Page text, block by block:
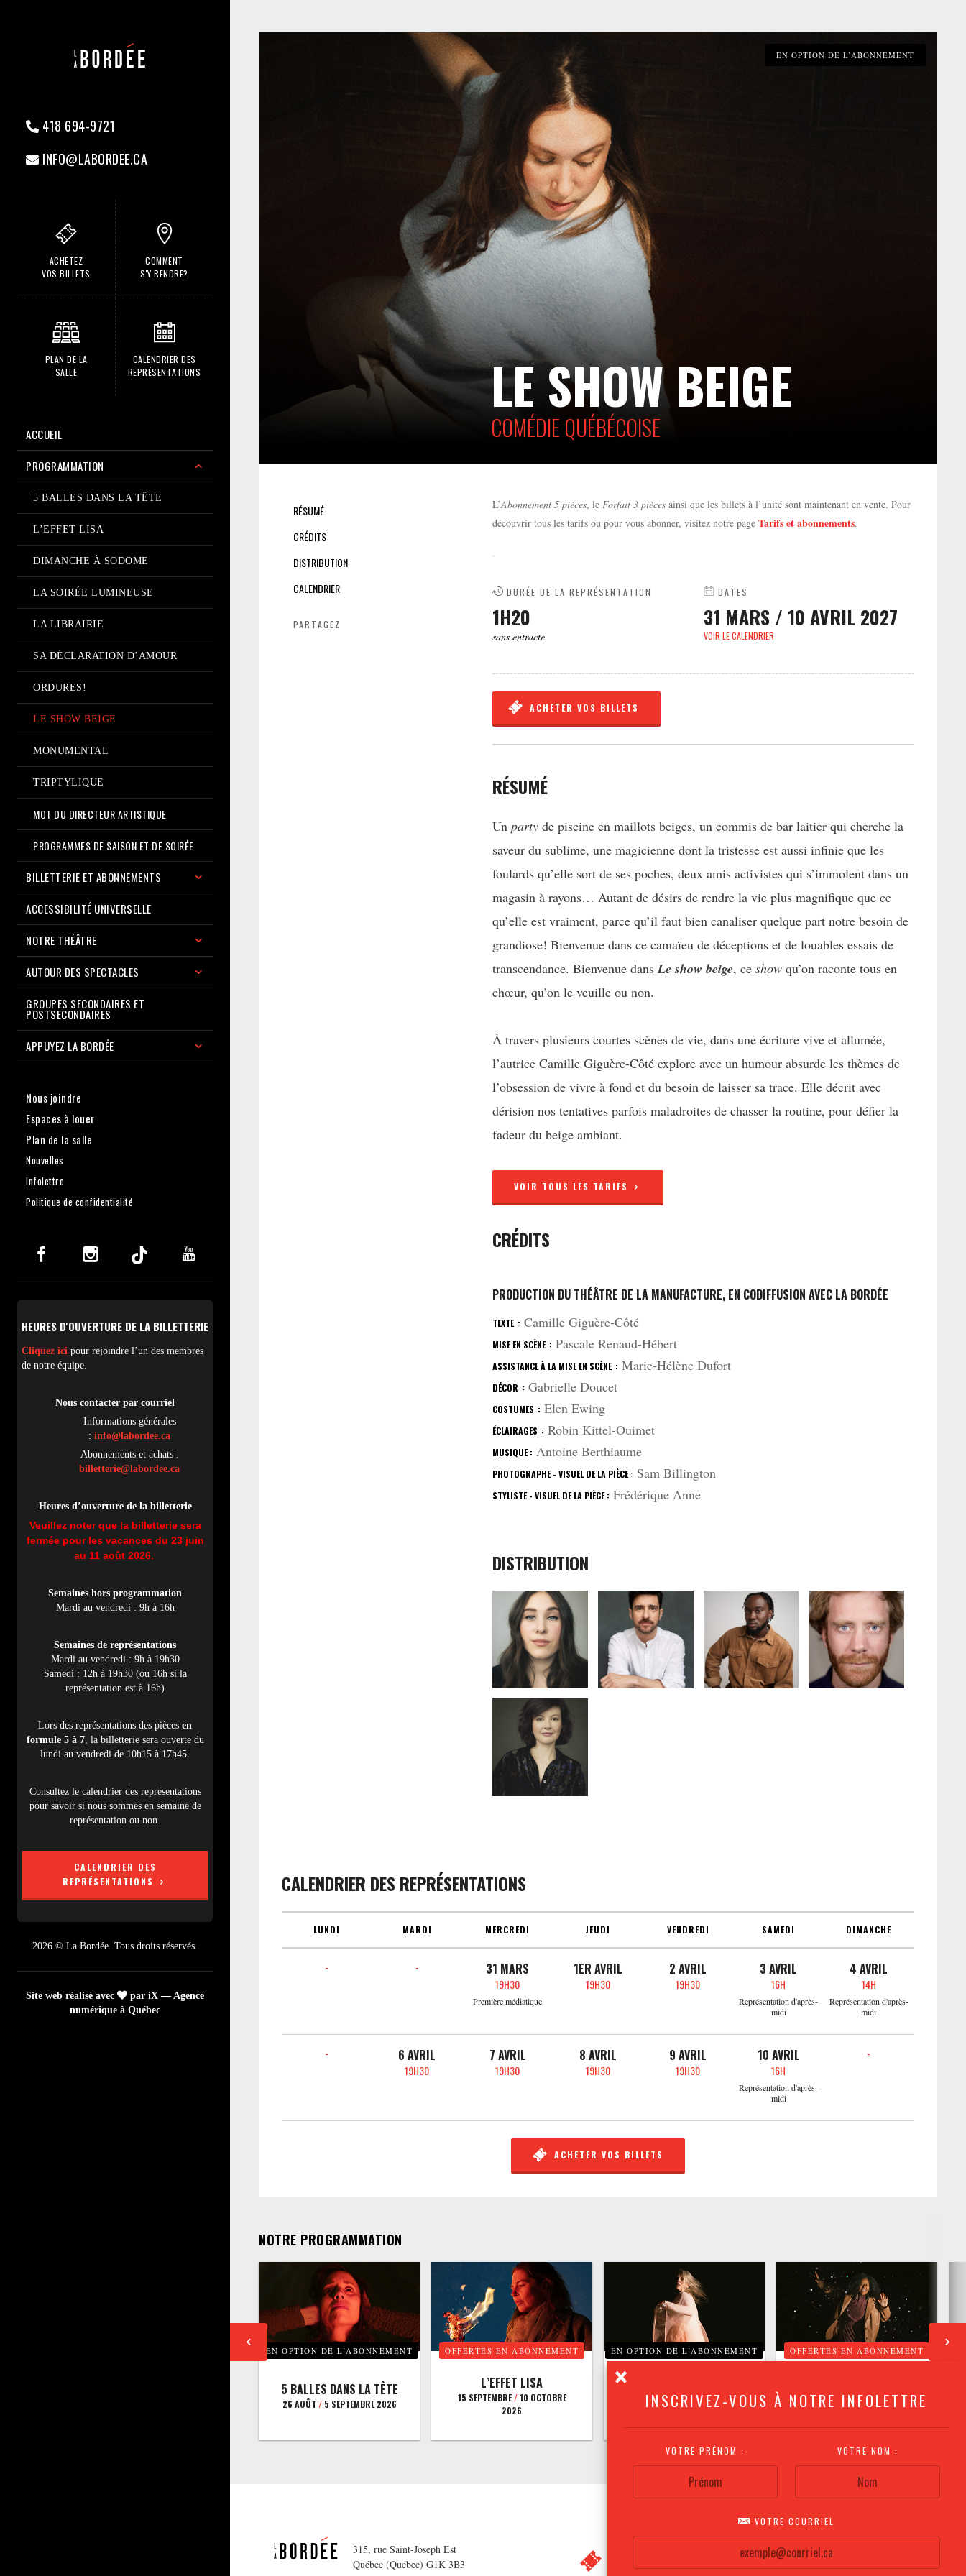
INSCRIVEZ-VOUS À NOTRE INFOLETTRE
VOTRE PRÉNOM : VOTRE NOM :
VOTRE COURRIEL
418 694-9721
INFO@LABORDEE.CA
ACHETEZ
VOS BILLETS
COMMENT
S'Y RENDRE?
PLAN DE LA
SALLE
CALENDRIER DES
REPRÉSENTATIONS
ACCUEIL
PROGRAMMATION
5 BALLES DANS LA TÊTE
L’EFFET LISA
DIMANCHE À SODOME
LA SOIRÉE LUMINEUSE
LA LIBRAIRIE
SA DÉCLARATION D’AMOUR
ORDURES!
LE SHOW BEIGE
MONUMENTAL
TRIPTYLIQUE
MOT DU DIRECTEUR ARTISTIQUE
PROGRAMMES DE SAISON ET DE SOIRÉE
BILLETTERIE ET ABONNEMENTS
ACCESSIBILITÉ UNIVERSELLE
NOTRE THÉÂTRE
AUTOUR DES SPECTACLES
GROUPES SECONDAIRES ET
POSTSECONDAIRES
APPUYEZ LA BORDÉE
Nous joindre
Espaces à louer
Plan de la salle
Nouvelles
Infolettre
Politique de confidentialité
HEURES D'OUVERTURE DE LA BILLETTERIE
Cliquez ici pour rejoindre l’un des membres
de notre équipe.
Nous contacter par courriel
Informations générales
: info@labordee.ca
Abonnements et achats :
billetterie@labordee.ca
Heures d’ouverture de la billetterie
Veuillez noter que la billetterie sera
fermée pour les vacances du 23 juin
au 11 août 2026.
Semaines hors programmation
Mardi au vendredi : 9h à 16h
Semaines de représentations
Mardi au vendredi : 9h à 19h30
Samedi : 12h à 19h30 (ou 16h si la
représentation est à 16h)
Lors des représentations des pièces en
formule 5 à 7, la billetterie sera ouverte du
lundi au vendredi de 10h15 à 17h45.
Consultez le calendrier des représentations
pour savoir si nous sommes en semaine de
représentation ou non.
CALENDRIER DES
REPRÉSENTATIONS
2026 © La Bordée. Tous droits réservés.
Site web réalisé avec
par iX — Agence
numérique à Québec
EN OPTION DE L’ABONNEMENT
LE SHOW BEIGE
COMÉDIE QUÉBÉCOISE
RÉSUMÉ
CRÉDITS
DISTRIBUTION
CALENDRIER
PARTAGEZ
L’Abonnement 5 pièces, leForfait 3 pièces ainsi que les billets à l’unité sont maintenant en vente. Pour
découvrir tous les tarifs ou pour vous abonner, visitez notre pageTarifs et abonnements.
DURÉE DE LA REPRÉSENTATION
1H20
sans entracte
DATES
31 MARS / 10 AVRIL 2027
VOIR LE CALENDRIER
ACHETER VOS BILLETS
RÉSUMÉ
Unparty de piscine en maillots beiges, un commis de bar laitier qui cherche la
saveur du sublime, une magicienne dont la tristesse est aussi infinie que les
foulards qu’elle sort de ses poches, deux amis activistes qui s’immolent dans un
magasin à rayons… Autant de désirs de rendre la vie plus magnifique que ce
qu’elle est vraiment, parce qu’il faut bien canaliser quelque part notre besoin de
grandiose! Bienvenue dans ce camaïeu de déceptions et de louables essais de
transcendance. Bienvenue dansLe show beige, ceshow qu’on raconte tous en
chœur, qu’on le veuille ou non.
À travers plusieurs courtes scènes de vie, dans une écriture vive et allumée,
l’autrice Camille Giguère-Côté explore avec un humour absurde les thèmes de
l’obsession de vivre à fond et du besoin de laisser sa trace. Elle décrit avec
dérision nos tentatives parfois maladroites de chasser la routine, pour défier la
fadeur du beige ambiant.
VOIR TOUS LES TARIFS
CRÉDITS
PRODUCTION DU THÉÂTRE DE LA MANUFACTURE, EN CODIFFUSION AVEC LA BORDÉE
TEXTE : Camille Giguère-Côté
MISE EN SCÈNE : Pascale Renaud-Hébert
ASSISTANCE À LA MISE EN SCÈNE : Marie-Hélène Dufort
DÉCOR : Gabrielle Doucet
COSTUMES : Elen Ewing
ÉCLAIRAGES : Robin Kittel-Ouimet
MUSIQUE : Antoine Berthiaume
PHOTOGRAPHE - VISUEL DE LA PIÈCE : Sam Billington
STYLISTE - VISUEL DE LA PIÈCE : Frédérique Anne
DISTRIBUTION
CALENDRIER DES REPRÉSENTATIONS
LUNDI
-
-
MARDI
-
6 AVRIL
19H30
MERCREDI
31 MARS
19H30
Première médiatique
7 AVRIL
19H30
JEUDI
1ER AVRIL
19H30
8 AVRIL
19H30
VENDREDI
2 AVRIL
19H30
9 AVRIL
19H30
SAMEDI
3 AVRIL
16H
Représentation d'après-
midi
10 AVRIL
16H
Représentation d'après-
midi
DIMANCHE
4 AVRIL
14H
Représentation d'après-
midi
-
ACHETER VOS BILLETS
NOTRE PROGRAMMATION
EN OPTION DE L’ABONNEMENT
5 BALLES DANS LA TÊTE
26 AOÛT /5 SEPTEMBRE 2026
OFFERTES EN ABONNEMENT
L’EFFET LISA
15 SEPTEMBRE/10 OCTOBRE
2026
EN OPTION DE L’ABONNEMENT
15 OCTOBRE /24 OCTOBRE 2026
OFFERTES EN ABONNEMENT
10 NOVEMBRE 5 DÉCEMBRE 2026
315, rue Saint-Joseph Est
Québec (Québec) G1K 3B3